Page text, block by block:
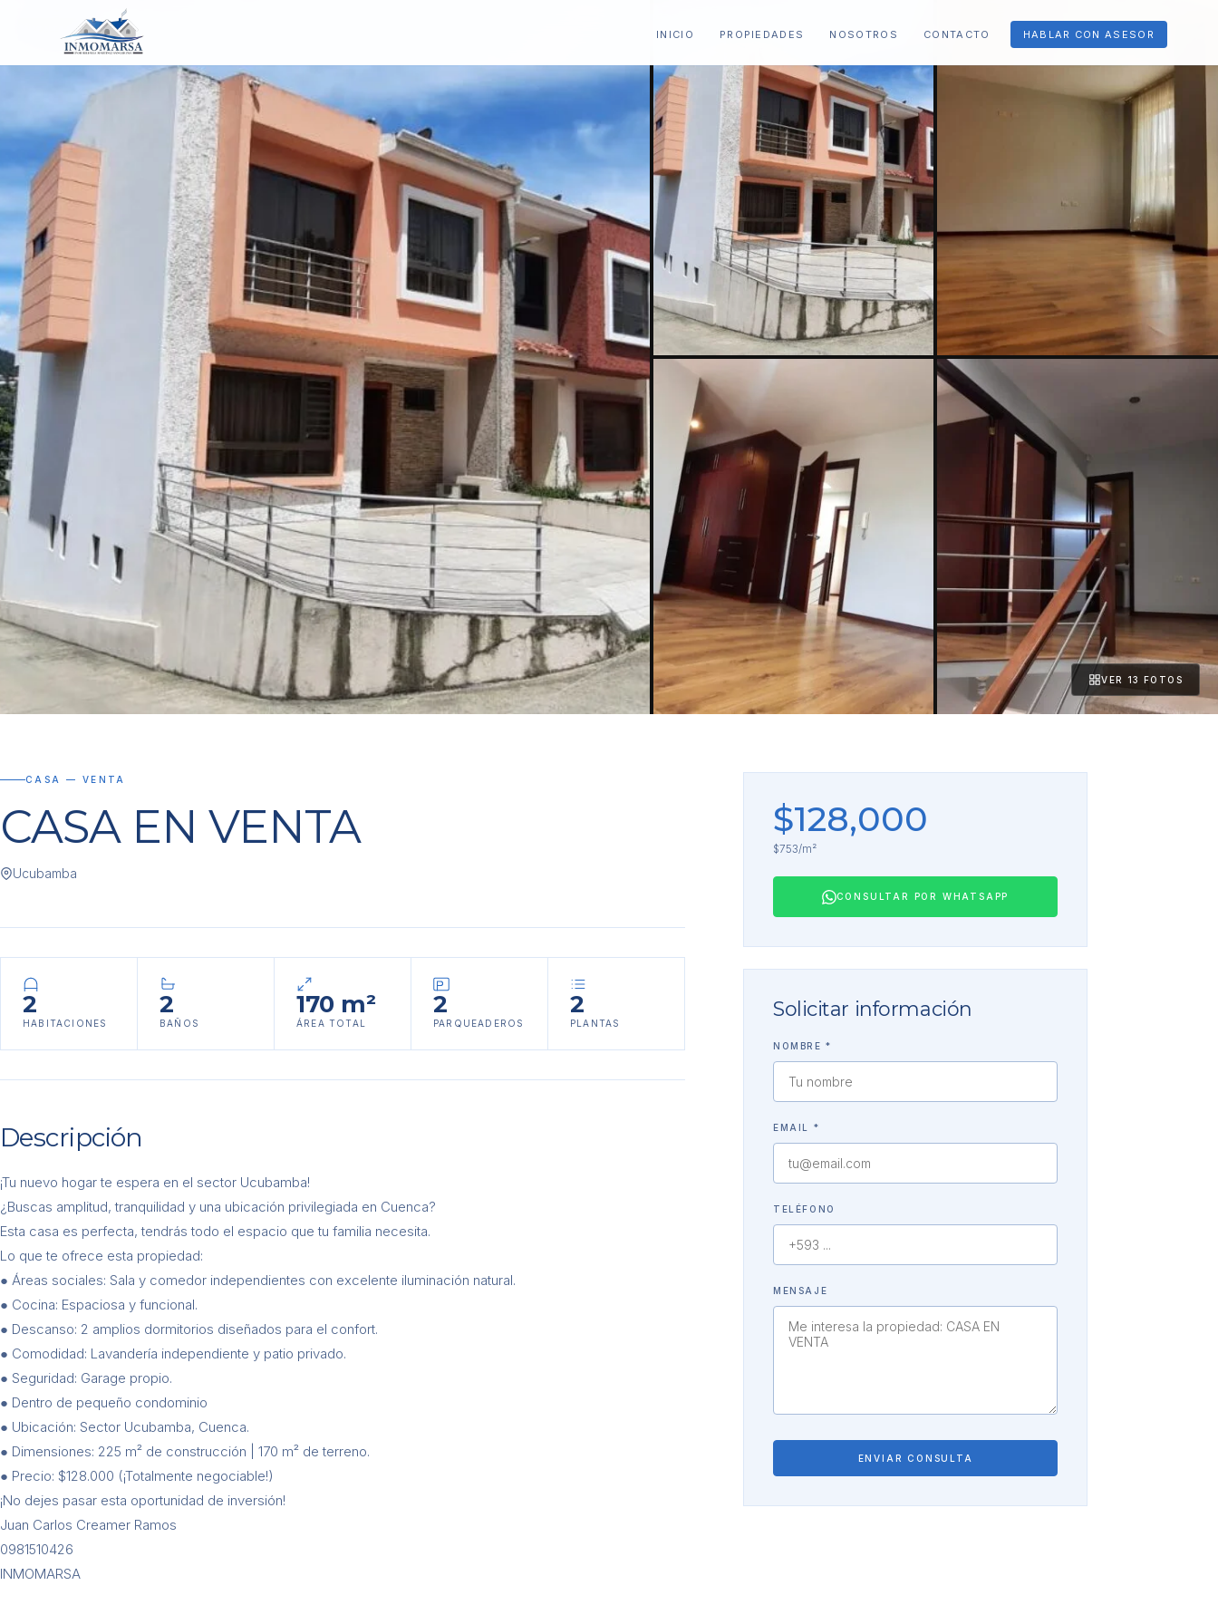
INICIO PROPIEDADES NOSOTROS CONTACTO HABLAR CON ASESOR
VER 13 FOTOS
CASA — VENTA
CASA EN VENTA
Ucubamba
2
HABITACIONES
2
BAÑOS
170 m²
ÁREA TOTAL
2
PARQUEADEROS
2
PLANTAS
Descripción
¡Tu nuevo hogar te espera en el sector Ucubamba!
¿Buscas amplitud, tranquilidad y una ubicación privilegiada en Cuenca?
Esta casa es perfecta, tendrás todo el espacio que tu familia necesita.
Lo que te ofrece esta propiedad:
● Áreas sociales: Sala y comedor independientes con excelente iluminación natural.
● Cocina: Espaciosa y funcional.
● Descanso: 2 amplios dormitorios diseñados para el confort.
● Comodidad: Lavandería independiente y patio privado.
● Seguridad: Garage propio.
● Dentro de pequeño condominio
● Ubicación: Sector Ucubamba, Cuenca.
● Dimensiones: 225 m² de construcción | 170 m² de terreno.
● Precio: $128.000 (¡Totalmente negociable!)
¡No dejes pasar esta oportunidad de inversión!
Juan Carlos Creamer Ramos
0981510426
INMOMARSA
$128,000
$753/m²
CONSULTAR POR WHATSAPP
Solicitar información
NOMBRE *
EMAIL *
TELÉFONO
MENSAJE
ENVIAR CONSULTA